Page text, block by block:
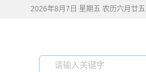
2026年8月7日 星期五 农历六月廿五